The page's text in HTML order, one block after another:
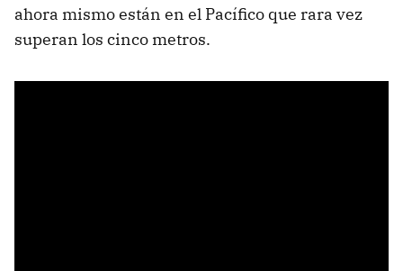
ahora mismo están en el Pacífico que rara vez
superan los cinco metros.